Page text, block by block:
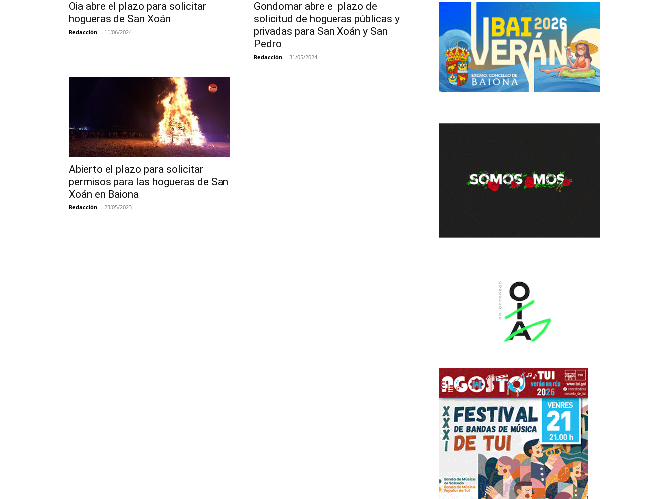
Oia abre el plazo para solicitar
hogueras de San Xoán
Redacción - 11/06/2024
Gondomar abre el plazo de
solicitud de hogueras públicas y
privadas para San Xoán y San
Pedro
Redacción - 31/05/2024
Abierto el plazo para solicitar
permisos para las hogueras de San
Xoán en Baiona
Redacción - 23/05/2023